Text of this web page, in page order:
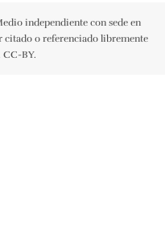
independiente con sede en
citado o referenciado libremente
BY.